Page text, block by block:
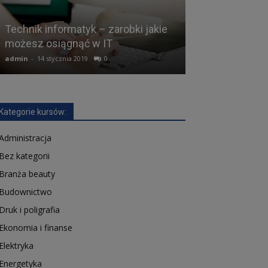
Technik informatyk – zarobki jakie
możesz osiągnąć w IT
admin - 14 stycznia 2019 0
Kategorie kursów:
Bez kategorii
Branża beauty
Budownictwo
Druk i poligrafia
Ekonomia i finanse
Elektryka
Energetyka